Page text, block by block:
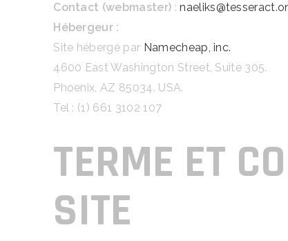
Contact (webmaster) :
Hébergeur :
Site hébergé par Namecheap, inc.
4600 East Washington Street, Suite 305.
Phoenix, AZ 85034. USA.
Tel : (1) 661 3102 107
TERME ET
SITE